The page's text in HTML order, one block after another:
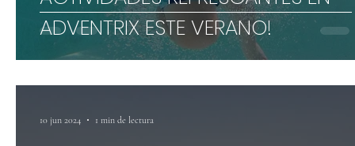
ADVENTRIX ESTE VERANO!
10 jun 2024 1 min de lectura